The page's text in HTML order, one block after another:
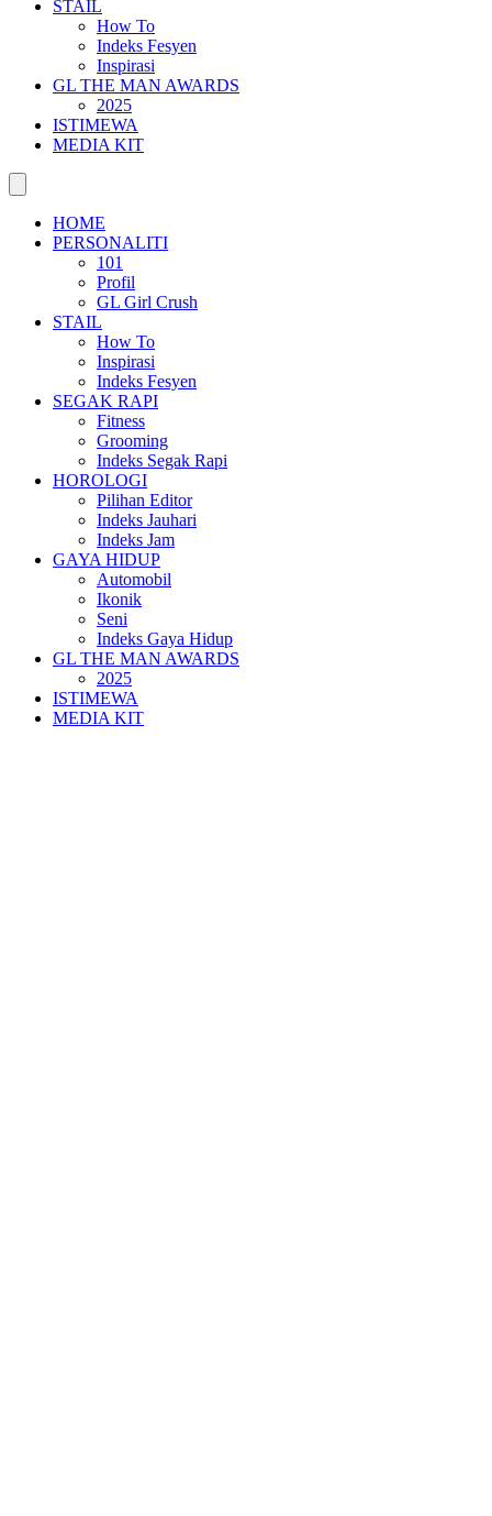
STAIL
How To
Indeks Fesyen
Inspirasi
GL THE MAN AWARDS
2025
ISTIMEWA
MEDIA KIT
HOME
PERSONALITI
101
Profil
GL Girl Crush
STAIL
How To
Inspirasi
Indeks Fesyen
SEGAK RAPI
Fitness
Grooming
Indeks Segak Rapi
HOROLOGI
Pilihan Editor
Indeks Jauhari
Indeks Jam
GAYA HIDUP
Automobil
Ikonik
Seni
Indeks Gaya Hidup
GL THE MAN AWARDS
2025
ISTIMEWA
MEDIA KIT